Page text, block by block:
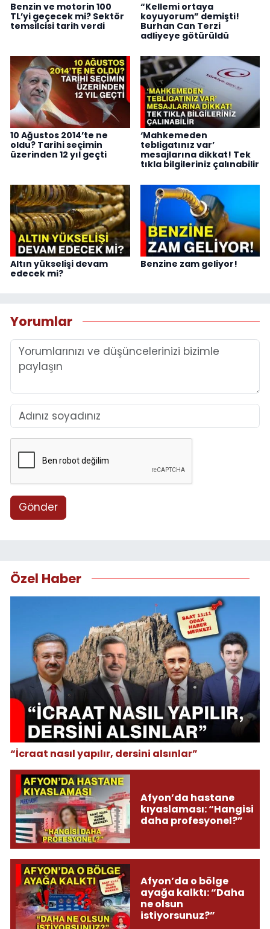
Benzin ve motorin 100
TL’yi geçecek mi? Sektör
temsilcisi tarih verdi
“Kellemi ortaya
koyuyorum” demişti!
Burhan Can Terzi
adliyeye götürüldü
10 Ağustos 2014’te ne
oldu? Tarihi seçimin
üzerinden 12 yıl geçti
‘Mahkemeden
tebligatınız var’
mesajlarına dikkat! Tek
tıkla bilgileriniz çalınabilir
Altın yükselişi devam
edecek mi?
Benzine zam geliyor!
Yorumlar
Gönder
Özel Haber
“İcraat nasıl yapılır, dersini alsınlar”
Afyon’da hastane
kıyaslaması: “Hangisi
daha profesyonel?”
Afyon’da o bölge
ayağa kalktı: “Daha
ne olsun
istiyorsunuz?”